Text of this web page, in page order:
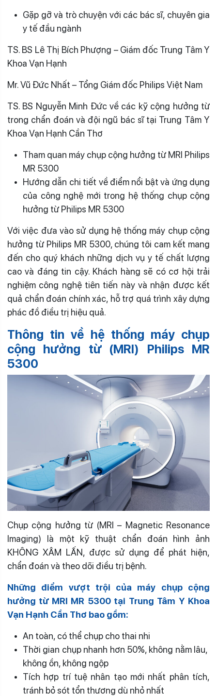
Gặp gỡ và trò chuyện với các bác sĩ, chuyên gia
y tế đầu ngành
TS. BS Lê Thị Bích Phượng – Giám đốc Trung Tâm Y
Khoa Vạn Hạnh
Mr. Vũ Đức Nhất – Tổng Giám đốc Philips Việt Nam
TS. BS Nguyễn Minh Đức về các kỹ cộng hưởng từ
trong chẩn đoán và đội ngũ bác sĩ tại Trung Tâm Y
Khoa Vạn Hạnh Cần Thơ
Tham quan máy chụp cộng hưởng từ MRI Philips
MR 5300
Hướng dẫn chi tiết về điểm nổi bật và ứng dụng
của công nghệ mới trong hệ thống chụp cộng
hưởng từ Philips MR 5300
Với việc đưa vào sử dụng hệ thống máy chụp cộng
hưởng từ Philips MR 5300, chúng tôi cam kết mang
đến cho quý khách những dịch vụ y tế chất lượng
cao và đáng tin cậy. Khách hàng sẽ có cơ hội trải
nghiệm công nghệ tiên tiến này và nhận được kết
quả chẩn đoán chính xác, hỗ trợ quá trình xây dựng
phác đồ điều trị hiệu quả.
Thông tin về hệ thống máy chụp
cộng hưởng từ (MRI) Philips MR
5300
Chụp cộng hưởng từ (MRI – Magnetic Resonance
Imaging) là một kỹ thuật chẩn đoán hình ảnh
KHÔNG XÂM LẤN, được sử dụng để phát hiện,
chẩn đoán và theo dõi điều trị bệnh.
Những điểm vượt trội của máy chụp cộng
hưởng từ MRI MR 5300 tại Trung Tâm Y Khoa
Vạn Hạnh Cần Thơ bao gồm:
An toàn, có thể chụp cho thai nhi
Thời gian chụp nhanh hơn 50%, không nằm lâu,
không ồn, không ngộp
Tích hợp trí tuệ nhân tạo mới nhất phân tích,
tránh bỏ sót tổn thương dù nhỏ nhất